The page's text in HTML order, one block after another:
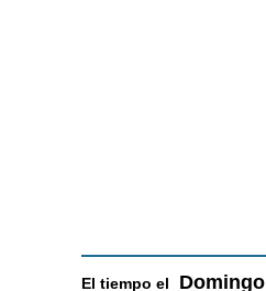
El tiempo el Domingo